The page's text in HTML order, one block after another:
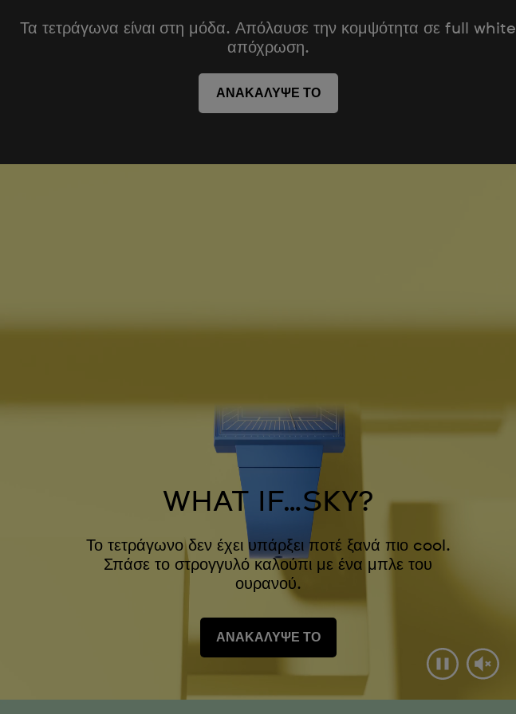
Τα τετράγωνα είναι στη μόδα. Απόλαυσε την κομψότητα σε full white
απόχρωση.
ΑΝΑΚΑΛΥΨΕ ΤΟ
WHAT IF…SKY?
Το τετράγωνο δεν έχει υπάρξει ποτέ ξανά πιο cool.
Σπάσε το στρογγυλό καλούπι με ένα μπλε του
ουρανού.
ΑΝΑΚΑΛΥΨΕ ΤΟ